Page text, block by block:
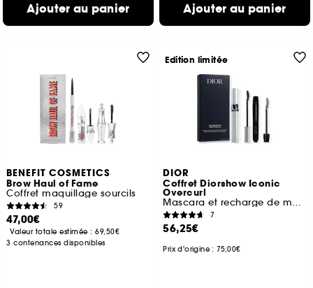
Ajouter au panier Ajouter au panier
BENEFIT COSMETICS
Brow Haul of Fame
Coffret maquillage sourcils
59
47,00€
Valeur totale estimée :69,50€
3 contenances disponibles
DIOR
Coffret Diorshow Iconic
Overcurl
Mascara et recharge de mascara
7
56,25€
Prix d'origine : 75,00€
Edition limitée